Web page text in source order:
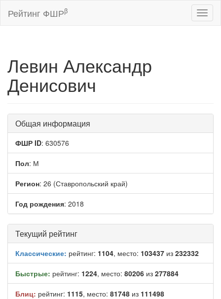
Рейтинг ФШРβ
Левин Александр
Денисович
Общая информация
ФШР ID: 630576
Пол: М
Регион: 26 (Ставропольский край)
Год рождения: 2018
Текущий рейтинг
Классические: рейтинг: 1104, место: 103437 из 232332
Быстрые: рейтинг: 1224, место: 80206 из 277884
Блиц: рейтинг: 1115, место: 81748 из 111498